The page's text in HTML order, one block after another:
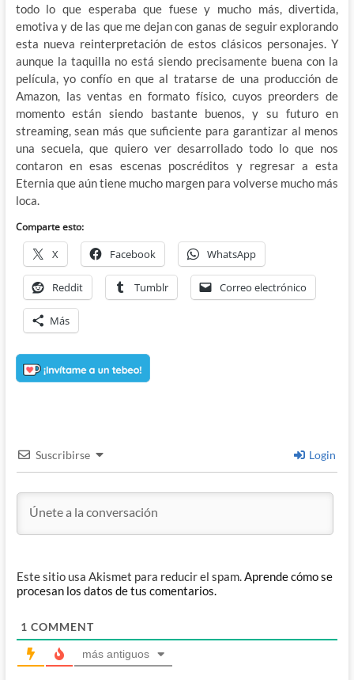
todo lo que esperaba que fuese y mucho más, divertida,
emotiva y de las que me dejan con ganas de seguir explorando
esta nueva reinterpretación de estos clásicos personajes. Y
aunque la taquilla no está siendo precisamente buena con la
película, yo confío en que al tratarse de una producción de
Amazon, las ventas en formato físico, cuyos preorders de
momento están siendo bastante buenos, y su futuro en
streaming, sean más que suficiente para garantizar al menos
una secuela, que quiero ver desarrollado todo lo que nos
contaron en esas escenas poscréditos y regresar a esta
Eternia que aún tiene mucho margen para volverse mucho más
loca.
Comparte esto:
X Facebook WhatsApp
Reddit Tumblr Correo electrónico
Más
Suscribirse Login
Este sitio usa Akismet para reducir el spam.Aprende cómo se
procesan los datos de tus comentarios.
1 COMMENT
más antiguos